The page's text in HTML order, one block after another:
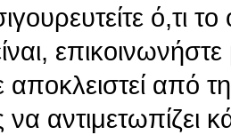
ό,τι
επικοινωνήστε
αποκλειστεί από
να αντιμετωπίζει